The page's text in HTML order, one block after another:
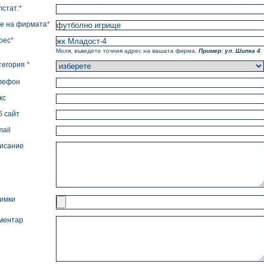
*
на фирмата*
*
Моля, въведете точния адрес на вашата фирма. Пример: ул. Шипка 4
*
сайт